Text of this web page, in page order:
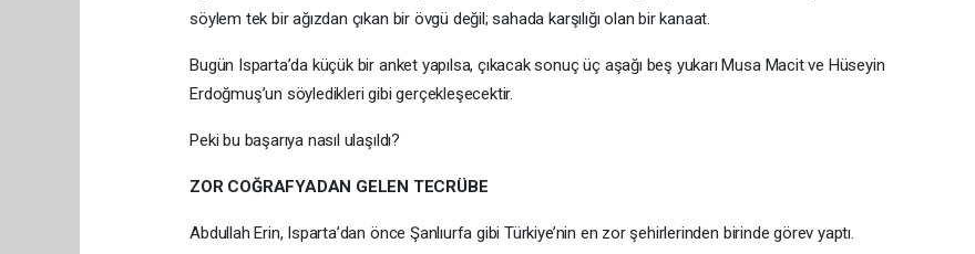
söylem tek bir ağızdan çıkan bir övgü değil; sahada karşılığı olan bir kanaat.
Bugün Isparta’da küçük bir anket yapılsa, çıkacak sonuç üç aşağı beş yukarı Musa Macit ve Hüseyin
Erdoğmuş’un söyledikleri gibi gerçekleşecektir.
Peki bu başarıya nasıl ulaşıldı?
ZOR COĞRAFYADAN GELEN TECRÜBE
Abdullah Erin, Isparta’dan önce Şanlıurfa gibi Türkiye’nin en zor şehirlerinden birinde görev yaptı.